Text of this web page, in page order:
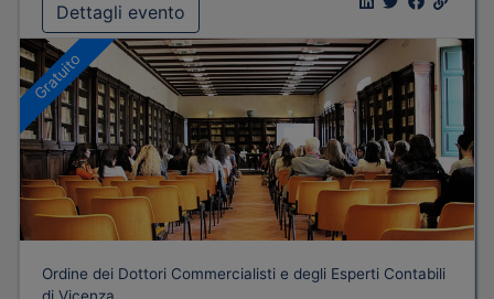
Dettagli evento
Gratuito
Ordine dei Dottori Commercialisti e degli Esperti Contabili